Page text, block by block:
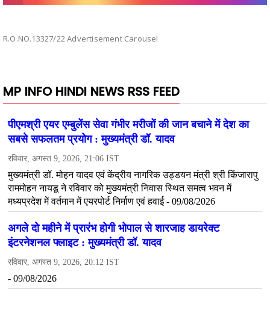
R.O.NO.13327/22 Advertisement Carousel
MP INFO HINDI NEWS RSS FEED